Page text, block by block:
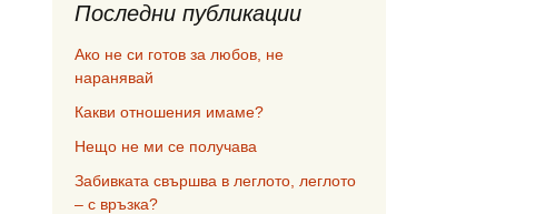
Последни публикации
Ако не си готов за любов, не
наранявай
Какви отношения имаме?
Нещо не ми се получава
Забивката свършва в леглото, леглото
– с връзка?